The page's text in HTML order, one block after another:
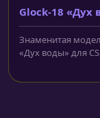
Glock-18 «Дух
Знаменитая
«Дух воды» для